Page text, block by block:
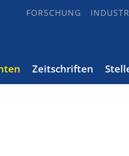
FORSCHUNG
Zeitschriften